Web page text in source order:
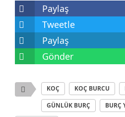
Paylaş
Tweetle
Paylaş
Gönder
KOÇ KOÇ BURCU
GÜNLÜK BURÇ
BURÇ